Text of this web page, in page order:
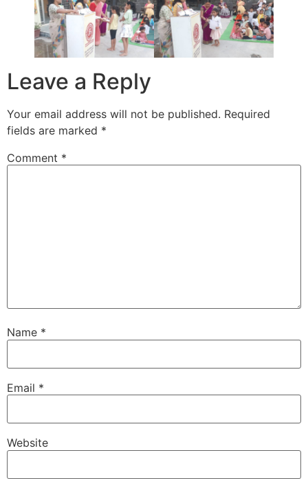
Leave a Reply
Your email address will not be published. Required
fields are marked *
Comment *
Name *
Email *
Website